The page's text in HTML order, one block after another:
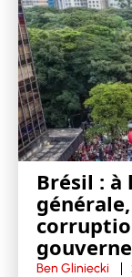
Brésil : à
Ben Gliniecki